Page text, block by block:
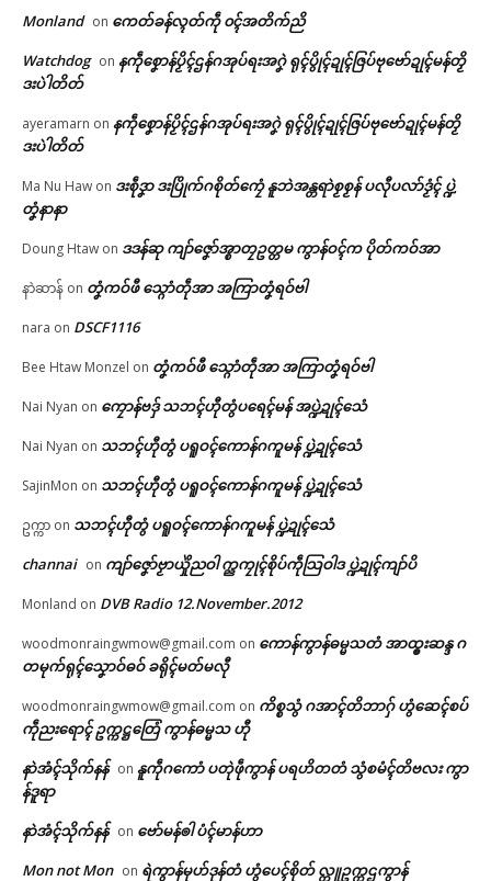
အပ္ဍဲကာလချူဓဇက် ချာတာပၠန်ဂ
တးဍုၚ်မန်ဏံ သၠုၚ်ပ္တိုန်အာ ပ
ရေၚ်ပံၚ်ကောံ (ပံၚ်တောဲ) ပၞာန်ရော
In "ပရိုၚ်"
Monland on ကေတ်ခန်လ္ၚတ်ကဵု ၀ၚ်အတိက်ညိ
Watchdog on နကဵုစၞောန်ပၟိၚ်ဌန်ဂအုပ်ရးအဂၞဲ ရုၚ်ပွိုၚ်ဍုၚ်ဇြပ်ဗုဗော်ဍုၚ်မန်တၟိ
ဒးပဲါတိတ်
ayeramarn on နကဵုစၞောန်ပၟိၚ်ဌန်ဂအုပ်ရးအဂၞဲ ရုၚ်ပွိုၚ်ဍုၚ်ဇြပ်ဗုဗော်ဍုၚ်မန်တၟိ
ဒးပဲါတိတ်
Ma Nu Haw on ဒးစဵုဒၞာ ဒးပြိုက်ဂစိုတ်ကၠေံ နူဘဲအန္တရာဲစၟစၟန် ပလီုပလာ်ဒၟံၚ် ပ္ဍဲ
တၞံနာနာ
Doung Htaw on ဒဒန်ဆု ကျာ်ဇၞော်အ္စာတၠဥတ္တမ ကွာန်ဝၚ်က ပိုတ်ကဝ်အာ
နာဲဆာန် on တၞံကဝ်ဖီ သ္ဂောံတဵုအာ အကြာတၞံရဝ်ဗါ
nara on DSCF1116
Bee Htaw Monzel on တၞံကဝ်ဖီ သ္ဂောံတဵုအာ အကြာတၞံရဝ်ဗါ
Nai Nyan on ကၠောန်ဗဒှ် သဘၚ်ဟီုတွံပရေၚ်မန် အပ္ဍဲဍုၚ်သေံ
Nai Nyan on သဘၚ်ဟီုတွံ ပရူဝၚ်ကောန်ဂကူမန် ပ္ဍဲဍုၚ်သေံ
SajinMon on သဘၚ်ဟီုတွံ ပရူဝၚ်ကောန်ဂကူမန် ပ္ဍဲဍုၚ်သေံ
ဥက္ကာ on သဘၚ်ဟီုတွံ ပရူဝၚ်ကောန်ဂကူမန် ပ္ဍဲဍုၚ်သေံ
channai on ကျာ်ဇၞော်ဗၟာယှိုဲညဝါ က္ညကၠုၚ်စိုပ်ကဵုသြဝါဒ ပ္ဍဲဍုၚ်ကျာ်ပိ
Monland on DVB Radio 12.November.2012
woodmonraingwmow@gmail.com on ကောန်ကွာန်ဓမ္မသတံ အာထ္ၜးဆန္ဒ ဂ
တမုက်ရုၚ်သၞောဝ်ဓဝ် ခရိုၚ်မတ်မလီု
woodmonraingwmow@gmail.com on ကိစ္စသွံ ဂအာၚ်တိဘာဂှ် ဟွံဆေၚ်စပ်
ကဵုညးရောၚ် ဥက္ကဋ္ဌတြေံ ကွာန်ဓမ္မသ ဟီု
နာဲအံၚ်သိုက်နန် on နူကဵုဂကောံ ပတုဲဖဵုကွာန် ပရဟိတတံ သွံစမံၚ်တိဗလး ကွာ
န်ဒူရာ
နာဲအံၚ်သိုက်နန် on ဗော်မန်ၜါ ပံၚ်မာန်ဟာ
Mon not Mon on ရဲကွာန်မုဟ်ဒုန်တံ ဟွံပေၚ်စိုတ် လ္တူဥက္ကဌကွာန်